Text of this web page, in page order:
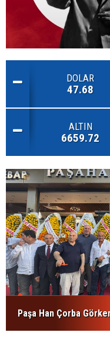
DOLAR
47.68
ALTIN
6659.72
Paşa Han Çorba